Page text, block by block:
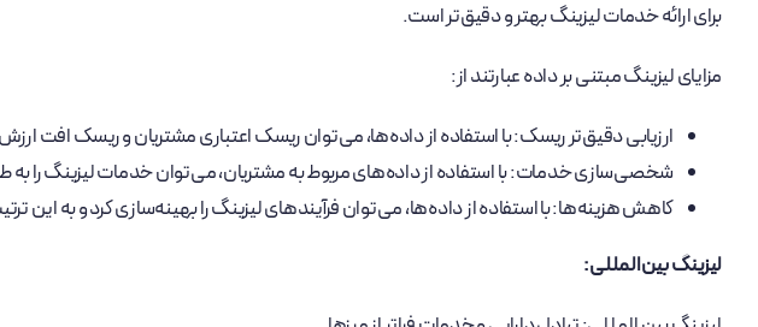
برای ارائه خدمات لیزینگ بهتر و دقیق‌تر است.
مزایای لیزینگ مبتنی بر داده عبارتند از:
ارزیابی دقیق‌تر ریسک: با استفاده از داده‌ها، می‌توان ریسک اعتباری مشتریان و ریسک افت ارزش
شخصی‌سازی خدمات: با استفاده از داده‌های مربوط به مشتریان، می‌توان خدمات لیزینگ را
کاهش هزینه‌ها: با استفاده از داده‌ها، می‌توان فرآیندهای لیزینگ را بهینه‌سازی کرد و به این
لیزینگ بین‌المللی: